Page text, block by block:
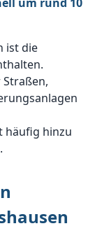
ist die
häufig hinzu